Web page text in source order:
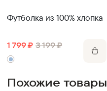
Футболка из 100% хлопка
1 799 ₽ 3 199 ₽
Похожие товары